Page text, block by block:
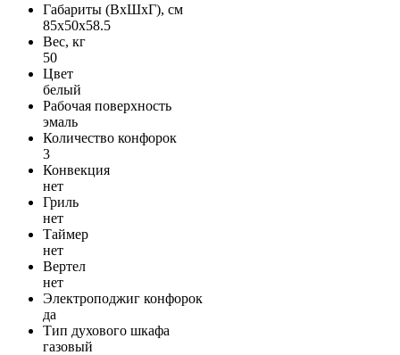
Габариты (ВxШxГ), см
85x50x58.5
Вес, кг
50
Цвет
белый
Рабочая поверхность
эмаль
Количество конфорок
3
Конвекция
нет
Гриль
нет
Таймер
нет
Вертел
нет
Электроподжиг конфорок
да
Тип духового шкафа
газовый